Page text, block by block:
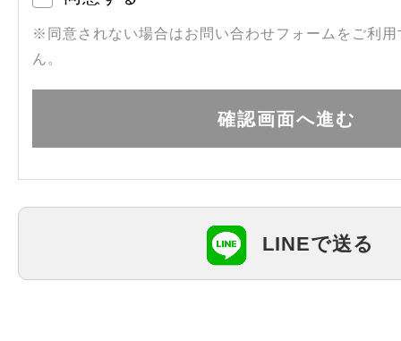
※同意されない場合はお問い合わせフォームをご利
ん。
LINEで送る